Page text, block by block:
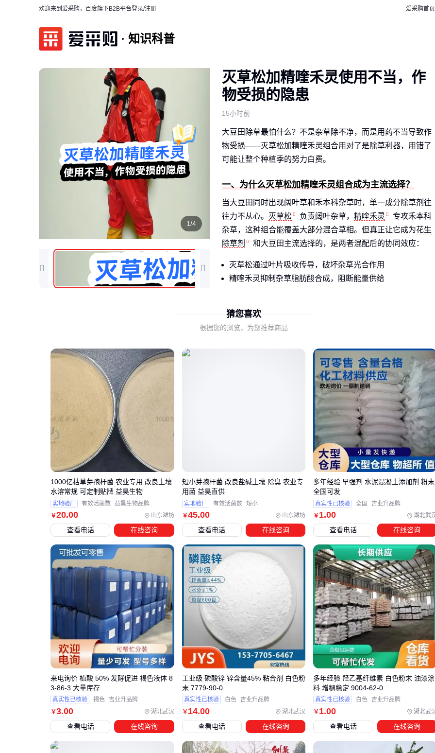
欢迎来到爱采购，百度旗下B2B平台登录/注册 爱采购首页
知识科普
1/4
灭草松加精喹禾灵使用不当，作
物受损的隐患
15小时前
大豆田除草最怕什么？不是杂草除不净，而是用药不当导致作
物受损——灭草松加精喹禾灵组合用对了是除草利器，用错了
可能让整个种植季的努力白费。
一、为什么灭草松加精喹禾灵组合成为主流选择？
当大豆田同时出现阔叶草和禾本科杂草时，单一成分除草剂往
往力不从心。 灭草松 负责阔叶杂草， 精喹禾灵
专攻禾本科
杂草，这种组合能覆盖大部分混合草相。但真正让它成为花生
除草剂
和大豆田主流选择的，是两者混配后的协同效应：
灭草松通过叶片吸收传导，破坏杂草光合作用
精喹禾灵抑制杂草脂肪酸合成，阻断能量供给
但记住：协同效果的前提是科学配比和正确施用
种植户常犯的三个错误，直接影响灭草松加精喹禾灵的药效发
：杂草3-5叶期最敏感，过早过晚都影响传导
：低于推荐量可能漏网，过量则增加药害风险
：高温干旱时药液蒸发快，雨天则可能被冲刷
大豆除草剂 组合，对施用条件有明确要求：
关键结论：严格按照作物生育期和杂草生长阶段调整施药方案
🌱
三、不同作物和草相情况下如何调整配方？
不是所有地块都适合固定配比，根据实际情况可能需要分流方
禾本科杂草为主的地块 ：可减少灭草松比例，搭配丙草胺
阔叶草严重的地块 ：适当增加灭草松含量，或混用麦草畏
增强杀阔叶效果
多年生杂草问题：考虑加入草铵膦等灭生性成分
替代方案的选择需要结合草相和作物耐受性：
记住：没有万能配方，只有最适合当下草况的方案 🔍
四、喷洒作业时容易被忽视的安全装备
穿戴合适的防护服
和护目镜，能避免药液接触皮肤和眼睛
——这不是小题大做，灭草松对黏膜有刺激性：
选择全封闭防化服，避免药液渗透
丁腈手套比普通橡胶手套更耐化学腐蚀
猜您喜欢
根据您的浏览，为您推荐商品
￥20.00 山东潍坊
1000亿枯草芽孢杆菌 农业专用 改良土壤
水溶常规 可定制贴牌 益昊生物
实地验厂 有效活菌数 益昊生物品牌
查看电话 在线咨询
￥45.00 山东潍坊
短小芽孢杆菌 改良盐碱土壤 除臭 农业专
用菌 益昊直供
实地验厂 有效活菌数 短小
查看电话 在线咨询
￥ 1.00 湖北武
多年经验 早强剂 水泥混凝土添加剂 粉末
全国可发
真实性已核验 全国 吉业升品牌
查看电话 在线咨询
￥3.00 湖北武汉
来电询价 植酸 50% 发酵促进 褐色液体 8
3-86-3 大量库存
真实性已核验 褐色 吉业升品牌
查看电话 在线咨询
￥ 14.00 湖北武汉
工业级 磷酸锌 锌含量45% 粘合剂 白色粉
末 7779-90-0
真实性已核验 白色 吉业升品牌
查看电话 在线咨询
￥ 1.00 湖北武
多年经验 羟乙基纤维素 白色粉末 油漆涂
料 增稠稳定 9004-62-0
真实性已核验 白色 吉业升品牌
查看电话 在线咨询